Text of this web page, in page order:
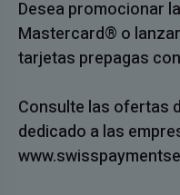
Desea promocionar
Mastercard® o
tarjetas prepagas
Consulte las ofertas
dedicado a las